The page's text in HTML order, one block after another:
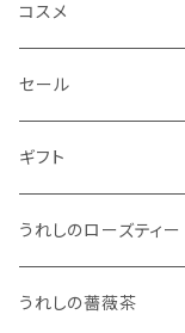
コスメ
セール
ギフト
うれしのローズティー
うれしの薔薇茶